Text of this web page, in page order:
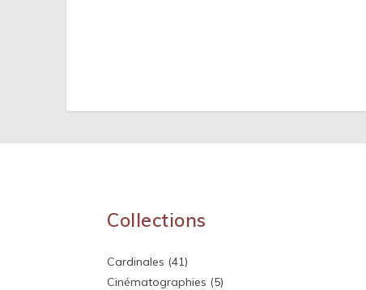
Collections
Cardinales (41)
Cinématographies (5)